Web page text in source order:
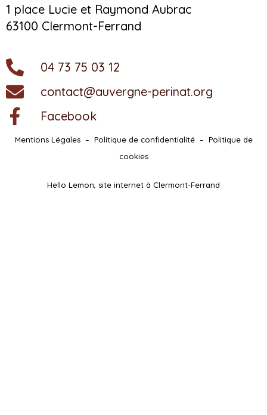
1 place Lucie et Raymond Aubrac
63100 Clermont-Ferrand
04 73 75 03 12
contact@auvergne-perinat.org
Facebook
Mentions Légales– Politique de confidentialité– Politique de
cookies
Hello Lemon, site internet à Clermont-Ferrand